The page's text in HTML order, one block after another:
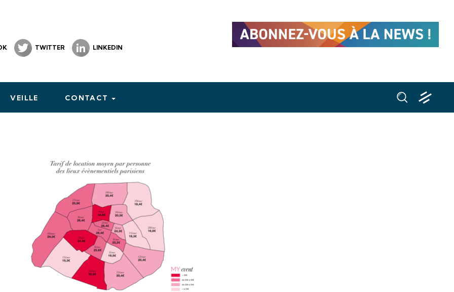
TWITTER LINKEDIN
VEILLE CONTACT